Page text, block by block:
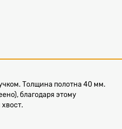
Толщина полотна 40 мм.
благодаря этому